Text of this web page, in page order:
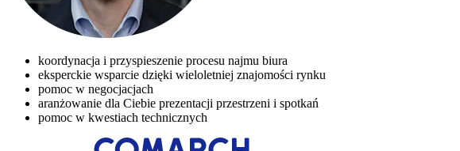
koordynacja i przyspieszenie procesu najmu biura
eksperckie wsparcie dzięki wieloletniej znajomości rynku
pomoc w negocjacjach
aranżowanie dla Ciebie prezentacji przestrzeni i spotkań
pomoc w kwestiach technicznych